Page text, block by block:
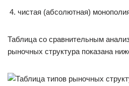
чистая (абсолютная)
Таблица со сравнительным
рыночных структура показана